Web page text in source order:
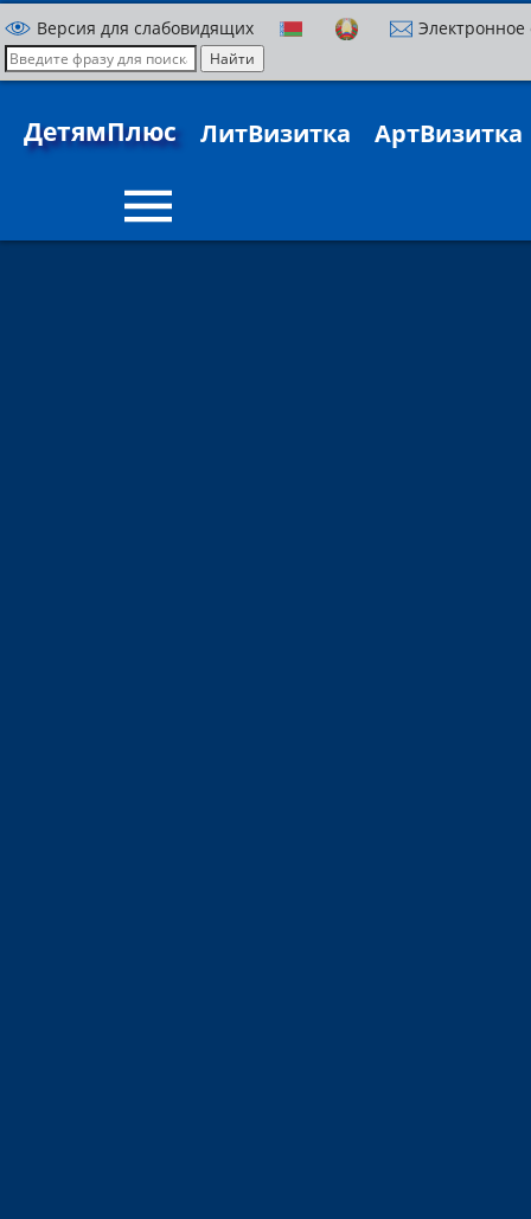
Версия для слабовидящих
ДетямПлюс ЛитВизитка АртВизитка